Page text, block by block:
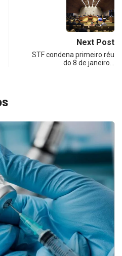
Next Post
STF condena primeiro réu
do 8 de janeiro…